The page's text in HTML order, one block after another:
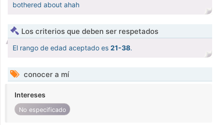
bothered about ahah
Los criterios que deben ser respetados
El rango de edad aceptado es 21-38.
conocer a mí
Intereses
No especificado